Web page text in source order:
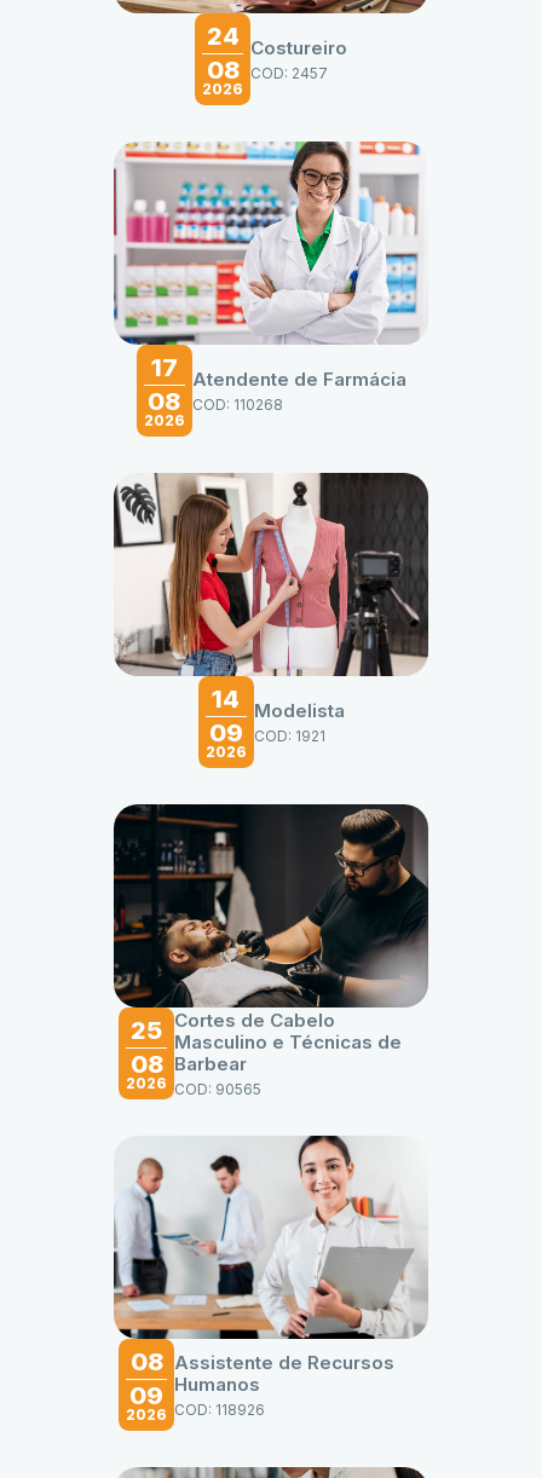
24
08
2026
Costureiro
COD: 2457
17
08
2026
Atendente de Farmácia
COD: 110268
14
09
2026
Modelista
COD: 1921
25
08
2026
Cortes de Cabelo
Masculino e Técnicas de
Barbear
COD: 90565
08
09
2026
Assistente de Recursos
Humanos
COD: 118926